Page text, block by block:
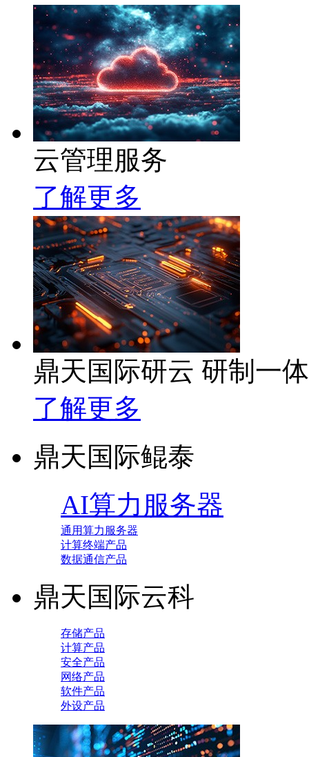
云管理服务
了解更多
鼎天国际研云 研制一
了解更多
鼎天国际鲲泰
AI算力服务器
通用算力服务器
计算终端产品
数据通信产品
鼎天国际云科
存储产品
计算产品
安全产品
网络产品
软件产品
外设产品